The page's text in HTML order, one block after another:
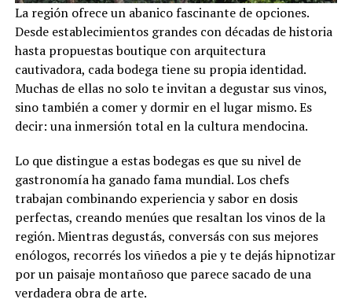
La región ofrece un abanico fascinante de opciones.
Desde establecimientos grandes con décadas de historia
hasta propuestas boutique con arquitectura
cautivadora, cada bodega tiene su propia identidad.
Muchas de ellas no solo te invitan a degustar sus vinos,
sino también a comer y dormir en el lugar mismo. Es
decir: una inmersión total en la cultura mendocina.
Lo que distingue a estas bodegas es que su nivel de
gastronomía ha ganado fama mundial. Los chefs
trabajan combinando experiencia y sabor en dosis
perfectas, creando menúes que resaltan los vinos de la
región. Mientras degustás, conversás con sus mejores
enólogos, recorrés los viñedos a pie y te dejás hipnotizar
por un paisaje montañoso que parece sacado de una
verdadera obra de arte.